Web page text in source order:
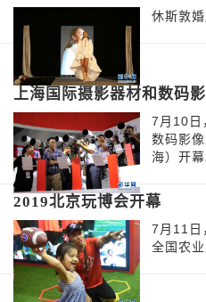
休斯敦
上海国际摄影器材和数码
7月10日
数码影
海）开幕
2019北京玩博会开幕
7月11日
全国农业